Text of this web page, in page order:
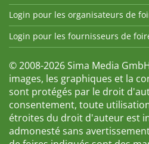
Login pour les organisateurs de
Login pour les fournisseurs de
© 2008-2026 Sima Media
images, les graphiques et la
sont protégés par le droit
consentement, toute
étroites du droit d'auteur est
admonesté sans